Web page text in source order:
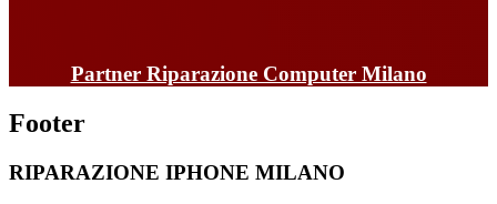
Partner Riparazione Computer Milano
Footer
RIPARAZIONE IPHONE MILANO